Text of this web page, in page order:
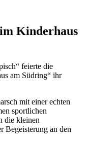
Kinderhaus
feierte die
am Südring“ ihr
mit einer echten
sportlichen
die kleinen
an den